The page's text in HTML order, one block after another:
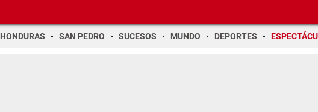
HONDURAS SAN PEDRO SUCESOS MUNDO DEPORTES